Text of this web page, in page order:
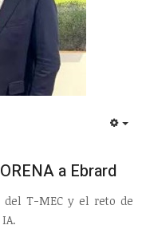
a Ebrard
del T-MEC y el reto de